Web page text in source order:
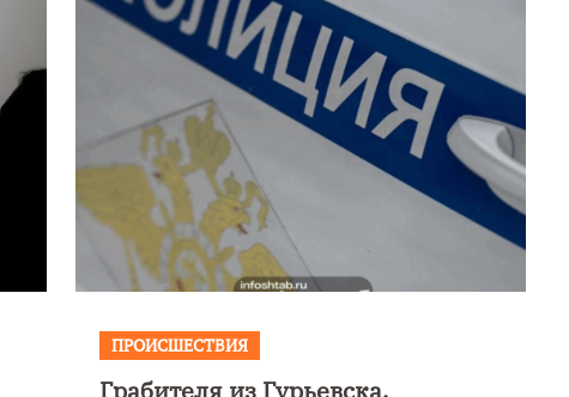
ПРОИСШЕСТВИЯ
Грабителя из Гурьевска,